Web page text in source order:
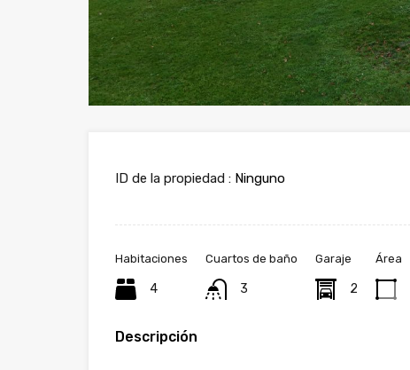
ID de la propiedad : Ninguno
Habitaciones
4
Cuartos de baño
3
Garaje
2
Área
Descripción